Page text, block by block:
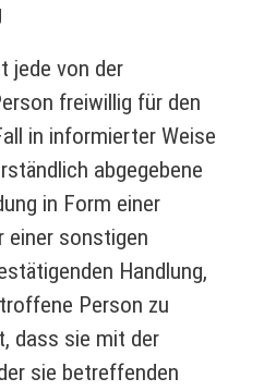
jede von der
freiwillig für den
in informierter Weise
abgegebene
in Form einer
einer sonstigen
Handlung,
Person zu
dass sie mit der
sie betreffenden